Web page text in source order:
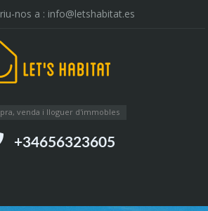
nos a : info@letshabitat.es
venda i lloguer d'immobles
+34656323605